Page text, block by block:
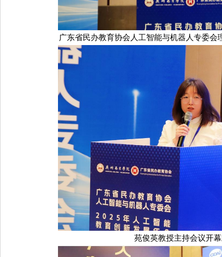
广东省民办教育协会人工智能与机器人专委会
苑俊英教授主持会议开